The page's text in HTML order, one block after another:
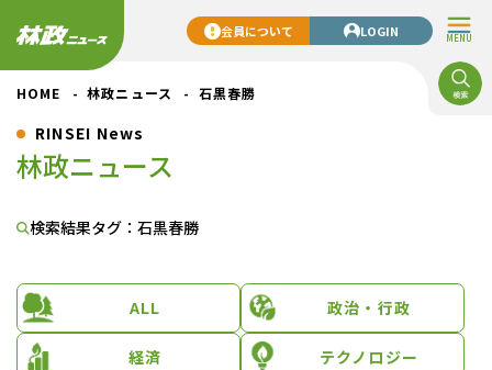
MENU
会員について LOGIN
HOME 林政ニュース 石黒春勝
RINSEI News
林政ニュース
検索結果タグ：石黒春勝
ALL 政治・行政
経済 テクノロジー